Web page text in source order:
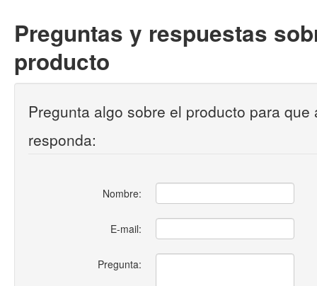
Preguntas y respuestas
producto
Pregunta algo sobre el producto para que
responda:
Nombre:
E-mail:
Pregunta: